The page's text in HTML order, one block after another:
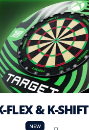
FLEX & K-SHIFT
NEW